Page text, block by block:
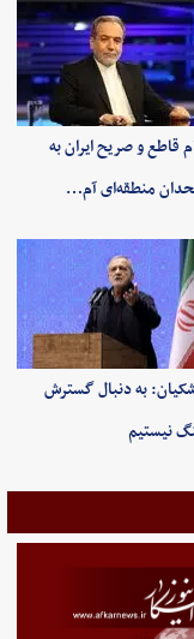
قاطع و صریح ایران به
منطقه‌ای آم…
به‌ دنبال گسترش
نیستیم